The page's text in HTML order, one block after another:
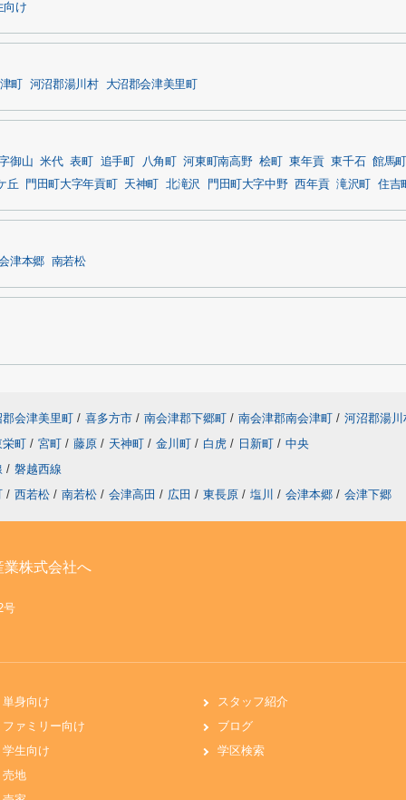
向け
町 河沼郡湯川村 大沼郡会津美里町
御山 米代 表町 追手町 八角町 河東町南高野 桧町 東年貢 東千石
館馬
丘
門田町大字年貢町 天神町 北滝沢 門田町大字中野 西年貢 滝沢町 住吉
津本郷 南若松
郡会津美里町 / 喜多方市 / 南会津郡下郷町 / 南会津郡南会津町 / 河沼郡湯川
栄町 / 宮町 / 藤原 / 天神町 / 金川町 / 白虎 / 日新町 / 中央
/ 磐越西線
/ 西若松 / 南若松 / 会津高田 / 広田 / 東長原 / 塩川 / 会津本郷 / 会津下郷
業株式会社へ
号
単身向け
ファミリー向け
学生向け
売地
スタッフ紹介
ブログ
学区検索